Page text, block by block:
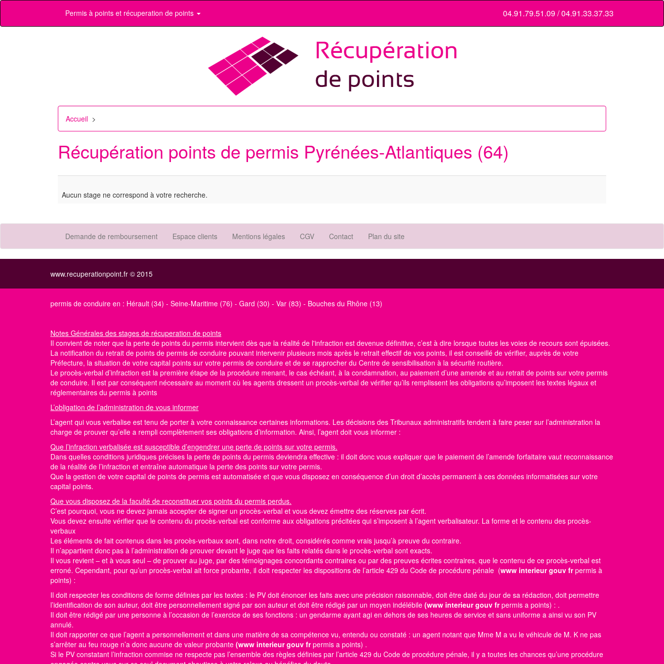
Permis à points et récuperation de points 04.91.79.51.09 / 04.91.33.37.33
Accueil >
Récupération points de permis Pyrénées-Atlantiques (64)
Aucun stage ne correspond à votre recherche.
Demande de remboursement Espace clients Mentions légales CGV Contact Plan du site
www.recuperationpoint.fr © 2015
permis de conduire en : Hérault (34) - Seine-Maritime (76) - Gard (30) - Var (83) - Bouches du Rhône (13)
Notes Générales des stages de récuperation de points
Il convient de noter que la perte de points du permis intervient dès que la réalité de l'infraction est devenue définitive, c’est à dire lorsque toutes les voies de recours sont épuisées.
La notification du retrait de points de permis de conduire pouvant intervenir plusieurs mois après le retrait effectif de vos points, il est conseillé de vérifier, auprès de votre
Préfecture, la situation de votre capital points sur votre permis de conduire et de se rapprocher du Centre de sensibilisation à la sécurité routière.
Le procès-verbal d’infraction est la première étape de la procédure menant, le cas échéant, à la condamnation, au paiement d’une amende et au retrait de points sur votre permis
de conduire. Il est par conséquent nécessaire au moment où les agents dressent un procès-verbal de vérifier qu’ils remplissent les obligations qu’imposent les textes légaux et
réglementaires du permis à points
L’obligation de l’administration de vous informer
L’agent qui vous verbalise est tenu de porter à votre connaissance certaines informations. Les décisions des Tribunaux administratifs tendent à faire peser sur l’administration la
charge de prouver qu’elle a rempli complètement ses obligations d’information. Ainsi, l’agent doit vous informer :
Que l’infraction verbalisée est susceptible d’engendrer une perte de points sur votre permis.
Dans quelles conditions juridiques précises la perte de points du permis deviendra effective : il doit donc vous expliquer que le paiement de l’amende forfaitaire vaut reconnaissance
de la réalité de l’infraction et entraîne automatique la perte des points sur votre permis.
Que la gestion de votre capital de points de permis est automatisée et que vous disposez en conséquence d’un droit d’accès permanent à ces données informatisées sur votre
capital points.
Que vous disposez de la faculté de reconstituer vos points du permis perdus.
C’est pourquoi, vous ne devez jamais accepter de signer un procès-verbal et vous devez émettre des réserves par écrit.
Vous devez ensuite vérifier que le contenu du procès-verbal est conforme aux obligations précitées qui s’imposent à l’agent verbalisateur. La forme et le contenu des procès-
verbaux
Les éléments de fait contenus dans les procès-verbaux sont, dans notre droit, considérés comme vrais jusqu’à preuve du contraire.
Il n’appartient donc pas à l’administration de prouver devant le juge que les faits relatés dans le procès-verbal sont exacts.
Il vous revient – et à vous seul – de prouver au juge, par des témoignages concordants contraires ou par des preuves écrites contraires, que le contenu de ce procès-verbal est
erroné. Cependant, pour qu’un procès-verbal ait force probante, il doit respecter les dispositions de l’article 429 du Code de procédure pénale (www interieur gouv frpermis à
points) :
Il doit respecter les conditions de forme définies par les textes : le PV doit énoncer les faits avec une précision raisonnable, doit être daté du jour de sa rédaction, doit permettre
l’identification de son auteur, doit être personnellement signé par son auteur et doit être rédigé par un moyen indélébile (www interieur gouv frpermis a points) : .
Il doit être rédigé par une personne à l’occasion de l’exercice de ses fonctions : un gendarme ayant agi en dehors de ses heures de service et sans uniforme a ainsi vu son PV
annulé.
Il doit rapporter ce que l’agent a personnellement et dans une matière de sa compétence vu, entendu ou constaté : un agent notant que Mme M a vu le véhicule de M. K ne pas
s’arrêter au feu rouge n’a donc aucune de valeur probante (www interieur gouv frpermis a points) .
Si le PV constatant l’infraction commise ne respecte pas l’ensemble des règles définies par l’article 429 du Code de procédure pénale, il y a toutes les chances qu’une procédure